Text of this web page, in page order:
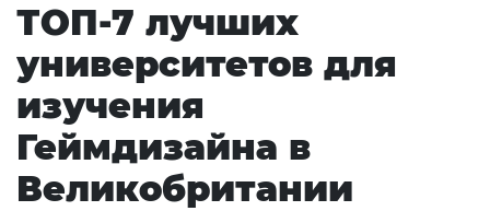
ТОП-7 лучших
университетов для
изучения
Геймдизайна в
Великобритании